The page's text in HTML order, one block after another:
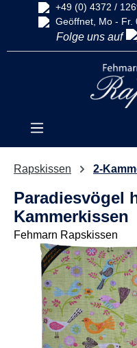
springen
+49 (0) 4372 /
Geöffnet, Mo - Fr.
Folge uns auf
Rapskissen 2-
Paradiesvögel
Kammerkissen
Fehmarn Rapskissen
Bildergalerie